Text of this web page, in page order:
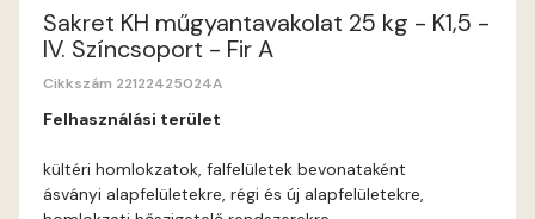
Cobalt A
Corn A
Sakret KH műgyantavakolat 25 kg - K1,5 -
IV. Színcsoport - Fir A
Cikkszám 22122425024A
Felhasználási terület
kültéri homlokzatok, falfelületek bevonataként
ásványi alapfelületekre, régi és új alapfelületekre,